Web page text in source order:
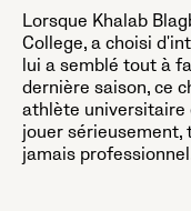
Lorsque Khalab
College, a choisi
lui a semblé tout à
dernière saison, ce
athlète universitaire
jouer sérieusement,
jamais